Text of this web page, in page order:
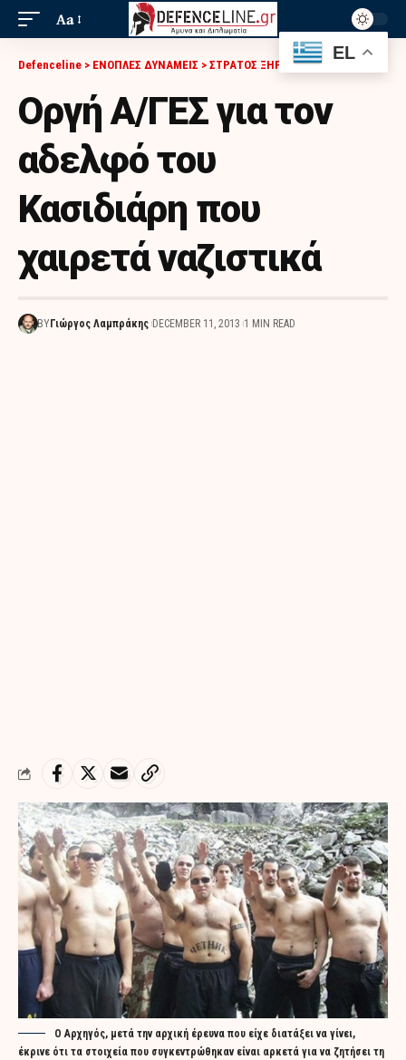
Aa
Defenceline > ΕΝΟΠΛΕΣ ΔΥΝΑΜΕΙΣ > ΣΤΡΑΤΟΣ ΞΗΡΑΣ>ΟΡΓΉ Α/ΓΕΣ ΓΙΑ ΤΟΝ ΑΔΕΛΦΌ ΤΟΥ ΚΑΣΙΔΙΆΡΗ ΠΟΥ ΧΑΙΡΕΤΆ ΝΑΖΙΣΤΙΚΆ
Οργή Α/ΓΕΣ για τον
αδελφό του
Κασιδιάρη που
χαιρετά ναζιστικά
BY Γιώργος Λαμπράκης DECEMBER 11, 2013 1 MIN READ
Ο Αρχηγός, μετά την αρχική έρευνα που είχε διατάξει να γίνει,
έκρινε ότι τα στοιχεία που συγκεντρώθηκαν είναι αρκετά για να ζητήσει τη
EL